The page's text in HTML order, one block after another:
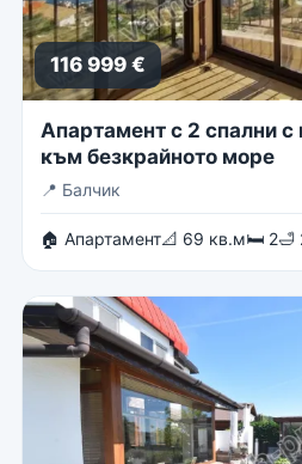
116 999 €
Апартамент с 2 спални с
към безкрайното море
📍 Балчик
🏠 Апартамент📐 69 кв.м🛏 2🛁